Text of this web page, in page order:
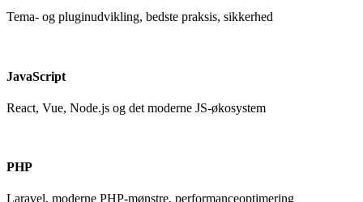
Tema- og pluginudvikling, bedste praksis, sikkerhed
JavaScript
React, Vue, Node.js og det moderne JS-økosystem
PHP
Laravel, moderne PHP-mønstre, performanceoptimering